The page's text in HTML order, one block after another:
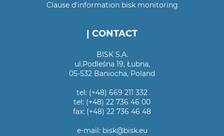
Clause d'information bisk monitoring
| CONTACT
BISK S.A.
ul.Podleśna 19, Łubna,
05-532 Baniocha, Poland
tel: (+48) 669 211 332
tel: (+48) 22 736 46 00
fax: (+48) 22 736 46 48
e-mail: bisk@bisk.eu